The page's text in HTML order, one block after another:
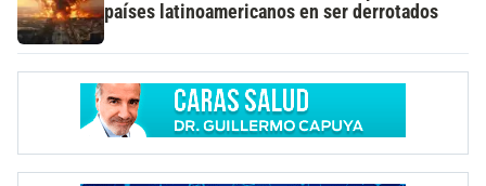
países latinoamericanos en ser derrotados